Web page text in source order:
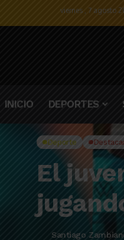
viernes , 7 agosto
INICIO DEPORTES
Deporte
El
Santiago